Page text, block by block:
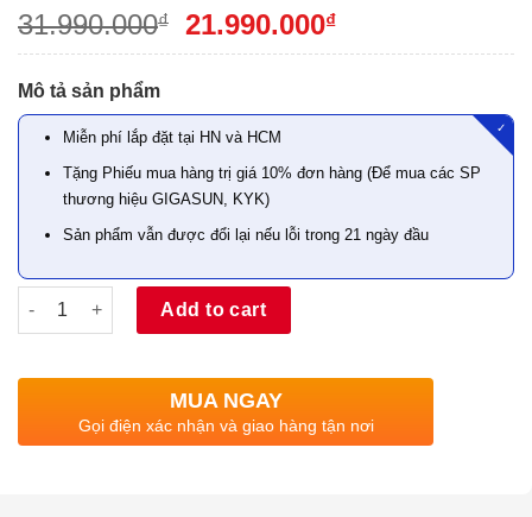
31.990.000₫ 21.990.000₫
Mô tả sản phẩm
Miễn phí lắp đặt tại HN và HCM
Tặng Phiếu mua hàng trị giá 10% đơn hàng (Để mua các SP
thương hiệu GIGASUN, KYK)
Sản phẩm vẫn được đổi lại nếu lỗi trong 21 ngày đầu
✓
Quantity
Add to cart
MUA NGAY
Gọi điện xác nhận và giao hàng tận nơi